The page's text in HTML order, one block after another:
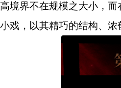
高境界不在规模之大小，
小戏，以其精巧的结构、